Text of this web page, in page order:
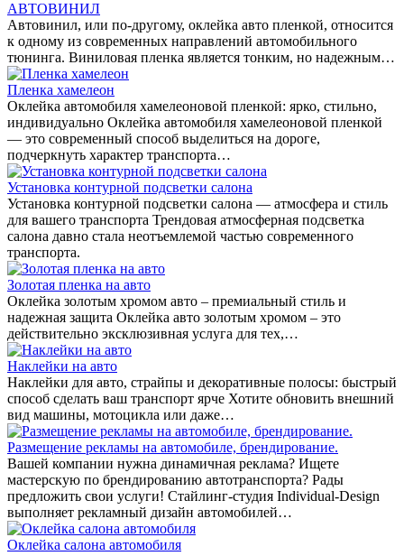
АВТОВИНИЛ
Автовинил, или по-другому, оклейка авто пленкой, относится
к одному из современных направлений автомобильного
тюнинга. Виниловая пленка является тонким, но надежным…
Пленка хамелеон
Оклейка автомобиля хамелеоновой пленкой: ярко, стильно,
индивидуально Оклейка автомобиля хамелеоновой пленкой
— это современный способ выделиться на дороге,
подчеркнуть характер транспорта…
Установка контурной подсветки салона
Установка контурной подсветки салона — атмосфера и стиль
для вашего транспорта Трендовая атмосферная подсветка
салона давно стала неотъемлемой частью современного
транспорта.
Золотая пленка на авто
Оклейка золотым хромом авто – премиальный стиль и
надежная защита Оклейка авто золотым хромом – это
действительно эксклюзивная услуга для тех,…
Наклейки на авто
Наклейки для авто, страйпы и декоративные полосы: быстрый
способ сделать ваш транспорт ярче Хотите обновить внешний
вид машины, мотоцикла или даже…
Размещение рекламы на автомобиле, брендирование.
Вашей компании нужна динамичная реклама? Ищете
мастерскую по брендированию автотранспорта? Рады
предложить свои услуги! Стайлинг-студия Individual-Design
выполняет рекламный дизайн автомобилей…
Оклейка салона автомобиля